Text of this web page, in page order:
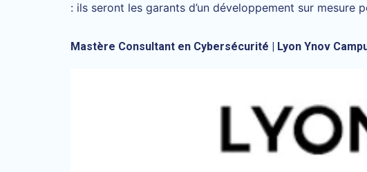
: ils seront les garants d’un développement sur mesure
Mastère Consultant en Cybersécurité | Lyon Ynov